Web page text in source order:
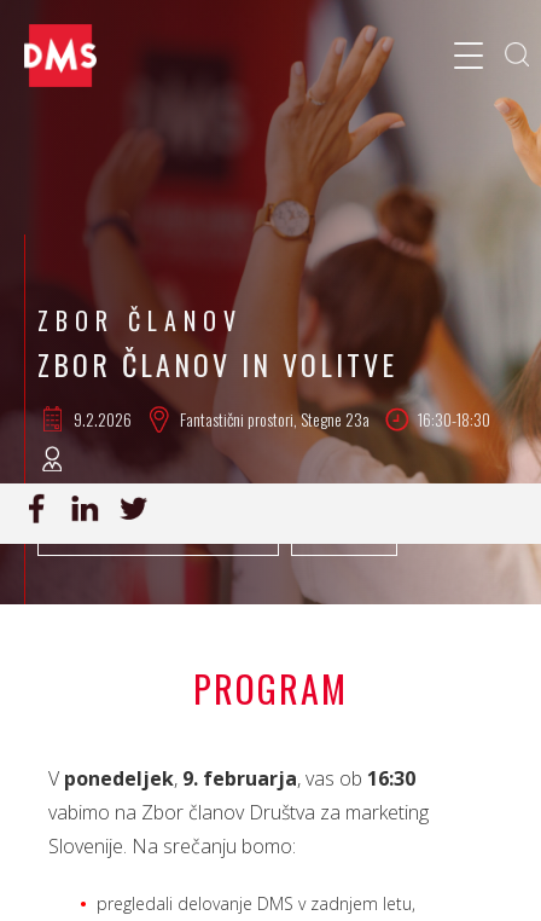
ZBOR ČLANOV
ZBOR ČLANOV IN VOLITVE
9.2.2026 Fantastični prostori, Stegne 23a 16:30-18:30
PROGRAM
V ponedeljek, 9. februarja, vas ob 16:30
vabimo na Zbor članov Društva za marketing
Slovenije. Na srečanju bomo:
pregledali delovanje DMS v zadnjem letu,